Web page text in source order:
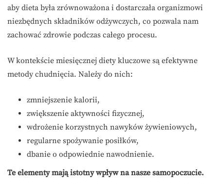
aby dieta była zrównoważona i dostarczała organizmowi
niezbędnych składników odżywczych, co pozwala nam
zachować zdrowie podczas całego procesu.
W kontekście miesięcznej diety kluczowe są efektywne
metody chudnięcia. Należy do nich:
zmniejszenie kalorii,
zwiększenie aktywności fizycznej,
wdrożenie korzystnych nawyków żywieniowych,
regularne spożywanie posiłków,
dbanie o odpowiednie nawodnienie.
Te elementy mają istotny wpływ na nasze samopoczucie.